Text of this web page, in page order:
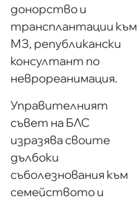
донорство и
трансплантации към
МЗ, републикански
консултант по
неврореанимация.
Управителният
съвет на БЛС
изразява своите
дълбоки
съболезнования към
семейството и